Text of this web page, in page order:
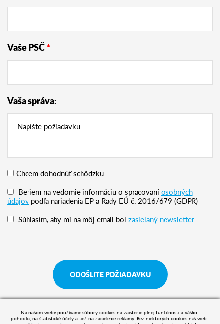
Vaše PSČ*
Vaša správa:
Chcem dohodnúť schôdzku
Beriem na vedomie informáciu o spracovaníosobných
údajov podľa nariadenia EP a Rady EÚ č. 2016/679 (GDPR)
Súhlasím, aby mi na môj email bol zasielaný newsletter
ODOŠLITE POŽIADAVKU
Na našom webe používame súbory cookies na zaistenie plnej funkčnosti a vášho
pohodlia, na štatistické účely a tiež na zacielenie reklamy. Bez niektorých cookies náš web